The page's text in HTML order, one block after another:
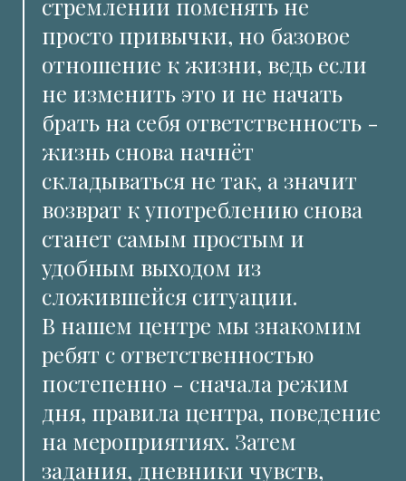
стремлении поменять не
просто привычки, но базовое
отношение к жизни, ведь если
не изменить это и не начать
брать на себя ответственность -
жизнь снова начнёт
складываться не так, а значит
возврат к употреблению снова
станет самым простым и
удобным выходом из
сложившейся ситуации.
В нашем центре мы знакомим
ребят с ответственностью
постепенно - сначала режим
дня, правила центра, поведение
на мероприятиях. Затем
задания, дневники чувств,